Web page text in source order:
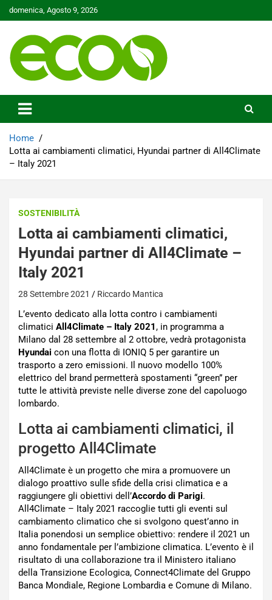
Skip
to
domenica, Agosto 9, 2026
Ecoo.it
Home
Lotta ai cambiamenti climatici, Hyundai partner di All4Climate
– Italy 2021
SOSTENIBILITÀ
Lotta ai cambiamenti climatici,
Hyundai partner di All4Climate –
Italy 2021
28 Settembre 2021 Riccardo Mantica
L’evento dedicato alla lotta contro i cambiamenti
climatici All4Climate – Italy 2021, in programma a
Milano dal 28 settembre al 2 ottobre, vedrà protagonista
Hyundai con una flotta di IONIQ 5 per garantire un
trasporto a zero emissioni. Il nuovo modello 100%
elettrico del brand permetterà spostamenti “green” per
tutte le attività previste nelle diverse zone del capoluogo
lombardo.
Lotta ai cambiamenti climatici, il
progetto All4Climate
All4Climate è un progetto che mira a promuovere un
dialogo proattivo sulle sfide della crisi climatica e a
raggiungere gli obiettivi dell’Accordo di Parigi.
All4Climate – Italy 2021 raccoglie tutti gli eventi sul
cambiamento climatico che si svolgono quest’anno in
Italia ponendosi un semplice obiettivo: rendere il 2021 un
anno fondamentale per l’ambizione climatica. L’evento è il
risultato di una collaborazione tra il Ministero italiano
della Transizione Ecologica, Connect4Climate del Gruppo
Banca Mondiale, Regione Lombardia e Comune di Milano.